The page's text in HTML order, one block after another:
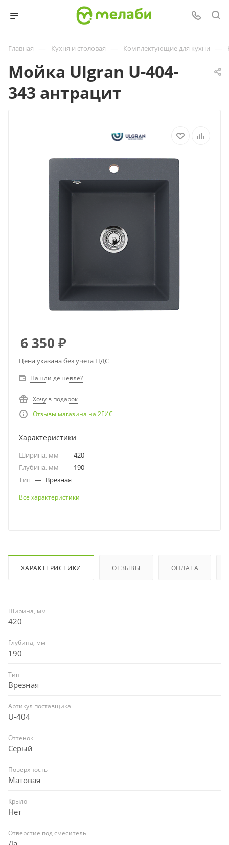
Главная — Кухня и столовая — Комплектующие для кухни —
Мойка Ulgran U-404-
343 антрацит
6 350 ₽
Цена указана без учета НДС
Нашли дешевле?
Хочу в подарок
Отзывы магазина на 2ГИС
Характеристики
Ширина, мм — 420
Глубина, мм — 190
Тип — Врезная
Все характеристики
ХАРАКТЕРИСТИКИ ОТЗЫВЫ ОПЛАТА
Ширина, мм
420
Глубина, мм
190
Тип
Врезная
Артикул поставщика
U-404
Оттенок
Серый
Поверхность
Матовая
Крыло
Нет
Отверстие под смеситель